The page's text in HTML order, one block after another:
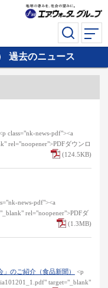
過去のニュース
過去のニュース
class="nk-news-pdf"><a
rel="noopener">PDFダウンロ
(124.5KB)
news-pdf"><a
rel="noopener">PDFダ
(1.3MB)
のご紹介（食品新聞）
<p
target="_blank"